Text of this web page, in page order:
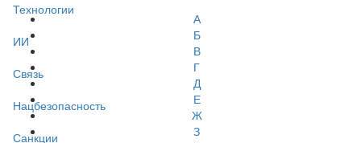
Технологии
ИИ
Связь
Нацбезопасность
Санкции
А
Б
В
Г
Д
Е
Ж
З